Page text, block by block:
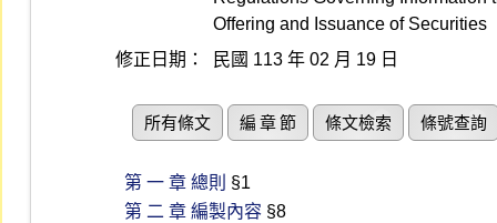
Offering and Issuance of Securities
修正日期：
民國 113 年 02 月 19 日
所有條文 編 章 節 條文檢索 條號查詢
第 一 章 總則 §1
第 二 章 編製內容 §8